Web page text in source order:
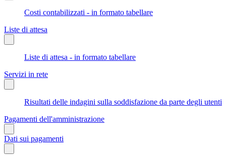
Costi contabilizzati - in formato tabellare
Liste di attesa
Liste di attesa - in formato tabellare
Servizi in rete
Risultati delle indagini sulla soddisfazione da parte degli utenti
Pagamenti dell'amministrazione
Dati sui pagamenti